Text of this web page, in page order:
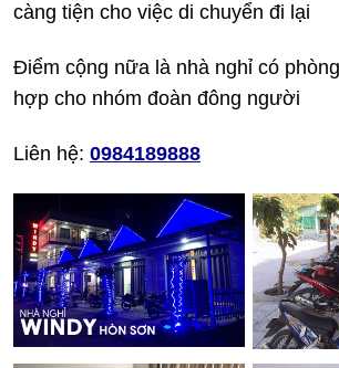
càng tiện cho việc di chuyển đi lại
Điểm cộng nữa là nhà nghỉ có
hợp cho nhóm đoàn đông người
Liên hệ: 0984189888